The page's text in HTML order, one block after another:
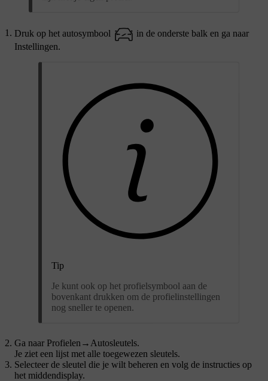
Druk op het autosymbool
in de onderste balk en ga naar
Instellingen.
Tip
Je kunt ook op het profielsymbool aan de
bovenkant drukken om de profielinstellingen
nog sneller te openen.
Ga naar Profielen → Autosleutels.
Je ziet een lijst met alle toegewezen sleutels.
Selecteer de sleutel die je wilt beheren en volg de instructies op
het middendisplay.